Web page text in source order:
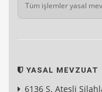
Tüm işlemler yasal
YASAL MEVZUAT
6136 S. Ateşli